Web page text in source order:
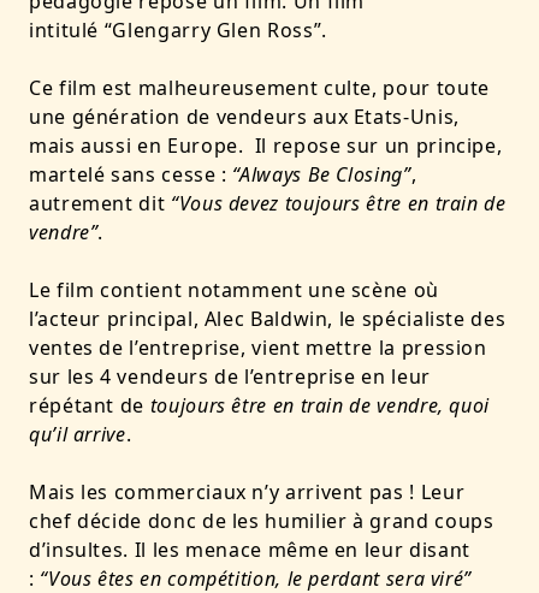
intitulé “Glengarry Glen Ross”.
Ce film est malheureusement culte, pour toute
une génération de vendeurs aux Etats-Unis,
mais aussi en Europe. Il repose sur un principe,
martelé sans cesse : “Always Be Closing”,
autrement dit “Vous devez toujours être en train de
vendre”.
Le film contient notamment une scène où
l’acteur principal, Alec Baldwin, le spécialiste des
ventes de l’entreprise, vient mettre la pression
sur les 4 vendeurs de l’entreprise en leur
répétant de toujours être en train de vendre, quoi
qu’il arrive.
Mais les commerciaux n’y arrivent pas ! Leur
chef décide donc de les humilier à grand coups
d’insultes. Il les menace même en leur disant
: “Vous êtes en compétition, le perdant sera viré”